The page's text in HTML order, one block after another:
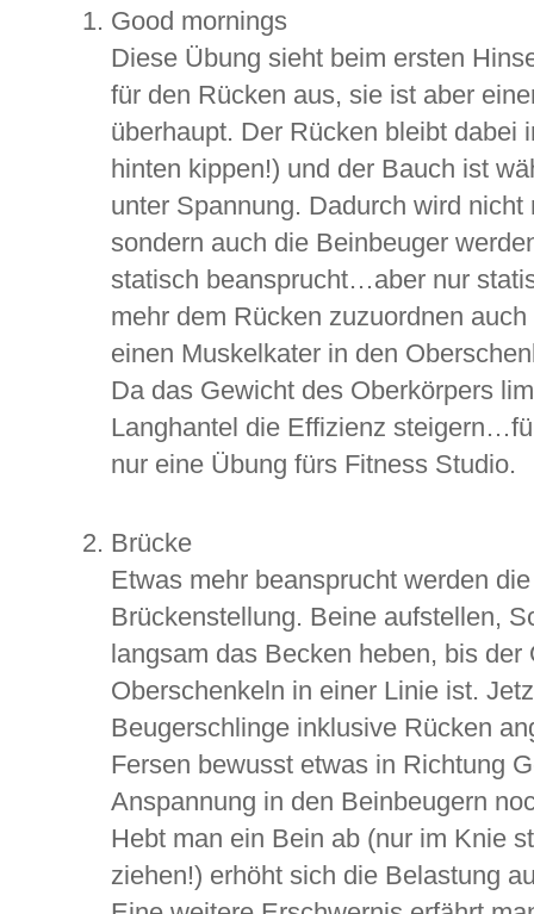
Good mornings
Diese Übung sieht beim ersten
für den Rücken aus, sie ist aber
überhaupt. Der Rücken bleibt dabei
hinten kippen!) und der Bauch ist
unter Spannung. Dadurch wird
sondern auch die Beinbeuger
statisch beansprucht…aber nur
mehr dem Rücken zuzuordnen
einen Muskelkater in den
Da das Gewicht des Oberkörpers
Langhantel die Effizienz
nur eine Übung fürs Fitness Studio.
Brücke
Etwas mehr beansprucht werden
Brückenstellung. Beine aufstellen,
langsam das Becken heben, bis der
Oberschenkeln in einer Linie ist.
Beugerschlinge inklusive Rücken
Fersen bewusst etwas in Richtung
Anspannung in den Beinbeugern
Hebt man ein Bein ab (nur im Knie
ziehen!) erhöht sich die Belastung